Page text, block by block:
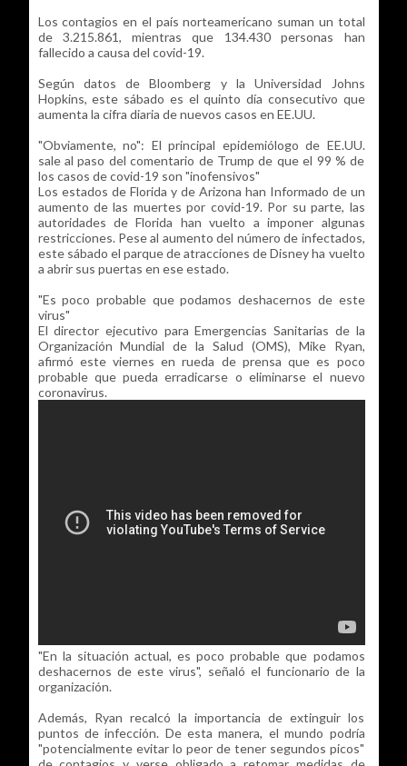
Los contagios en el país norteamericano suman un total
de 3.215.861, mientras que 134.430 personas han
fallecido a causa del covid-19.
Según datos de Bloomberg y la Universidad Johns
Hopkins, este sábado es el quinto día consecutivo que
aumenta la cifra diaria de nuevos casos en EE.UU.
"Obviamente, no": El principal epidemiólogo de EE.UU.
sale al paso del comentario de Trump de que el 99 % de
los casos de covid-19 son "inofensivos"
Los estados de Florida y de Arizona han Informado de un
aumento de las muertes por covid-19. Por su parte, las
autoridades de Florida han vuelto a imponer algunas
restricciones. Pese al aumento del número de infectados,
este sábado el parque de atracciones de Disney ha vuelto
a abrir sus puertas en ese estado.
"Es poco probable que podamos deshacernos de este
virus"
El director ejecutivo para Emergencias Sanitarias de la
Organización Mundial de la Salud (OMS), Mike Ryan,
afirmó este viernes en rueda de prensa que es poco
probable que pueda erradicarse o eliminarse el nuevo
coronavirus.
"En la situación actual, es poco probable que podamos
deshacernos de este virus", señaló el funcionario de la
organización.
Además, Ryan recalcó la importancia de extinguir los
puntos de infección. De esta manera, el mundo podría
"potencialmente evitar lo peor de tener segundos picos"